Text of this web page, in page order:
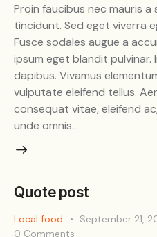
Proin faucibus nec mauris a
tincidunt. Sed eget viverra
Fusce sodales augue a
ipsum eget blandit
dapibus. Vivamus
vulputate eleifend tellus.
consequat vitae, eleifend
unde omnis…
Quote post
Local food September 21,
0 Comments